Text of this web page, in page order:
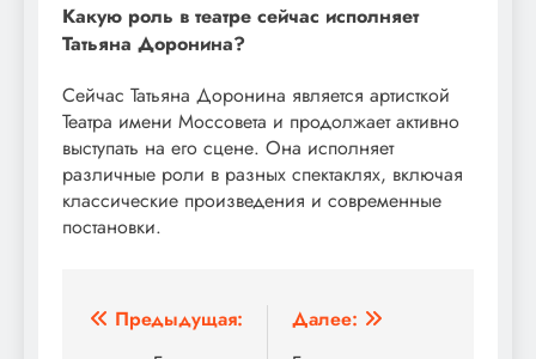
Какую роль в театре сейчас исполняет
Татьяна Доронина?
Сейчас Татьяна Доронина является артисткой
Театра имени Моссовета и продолжает активно
выступать на его сцене. Она исполняет
различные роли в разных спектаклях, включая
классические произведения и современные
постановки.
Навигация
Предыдущая:
Далее: